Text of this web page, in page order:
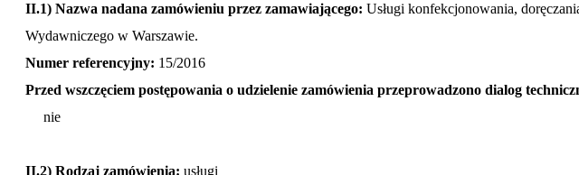
II.1) Nazwa nadana zamówieniu przez zamawiającego: Usługi konfekcjonowania,
Wydawniczego w Warszawie.
Numer referencyjny: 15/2016
Przed wszczęciem postępowania o udzielenie zamówienia przeprowadzono dialog
nie
II.2) Rodzaj zamówienia: usługi